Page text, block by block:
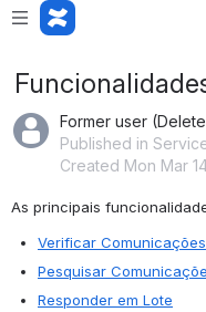
Former user
Published in
Created Mon Mar
As principais
Verificar Comunicações
Pesquisar
Responder em Lote